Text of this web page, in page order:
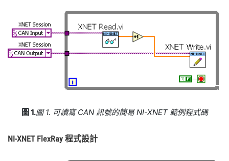
圖 1.圖 1. 可讀寫 CAN 訊號的簡易 NI-XNET 範例程式碼
NI-XNET FlexRay 程式設計